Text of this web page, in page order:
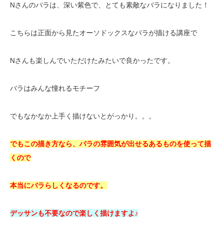
Nさんのバラは、深い紫色で、とても素敵なバラになりました！
こちらは正面から見たオーソドックスなバラが描ける講座で
Nさんも楽しんでいただけたみたいで良かったです。
バラはみんな憧れるモチーフ
でもなかなか上手く描けないとがっかり。。。
でもこの描き方なら、バラの雰囲気が出せるあるものを使って描
くので
本当にバラらしくなるのです。
デッサンも不要なので楽しく描けますよ♪